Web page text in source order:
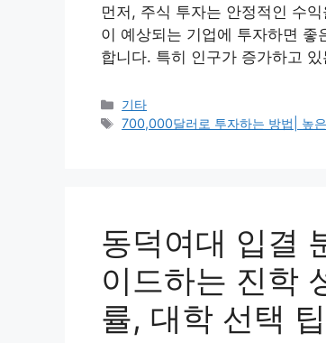
먼저, 주식 투자는 안정적인 수
이 예상되는 기업에 투자하면
합니다. 특히 인구가 증가하고
Categories
기타
Tags
700,000달러로 투자하는 방법| 높
동덕여대 입결
이드하는 진학
률, 대학 선택 팁